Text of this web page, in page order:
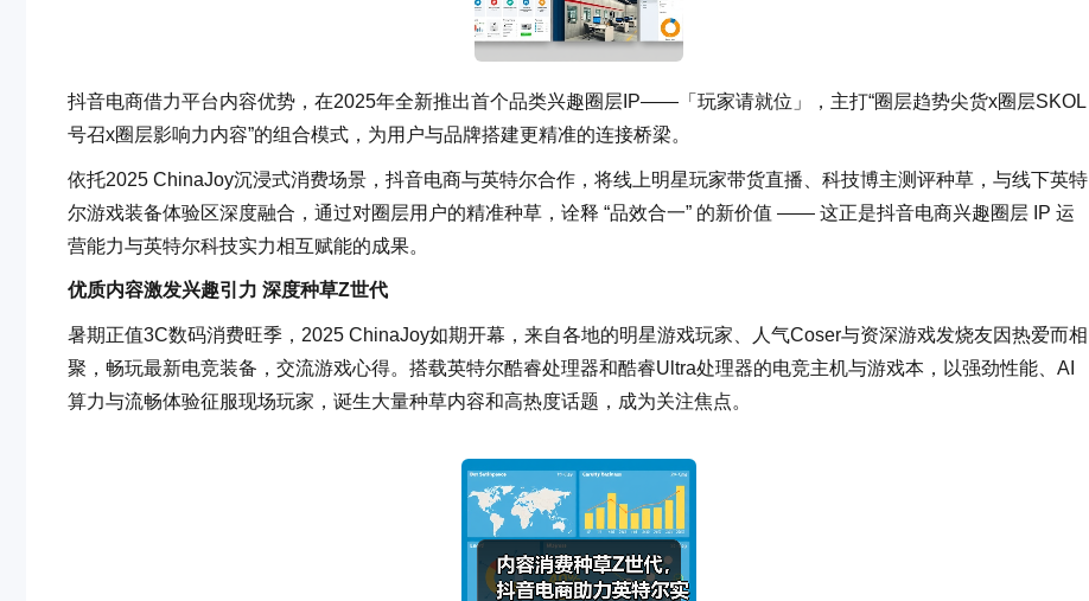
抖音电商借力平台内容优势，在2025年全新推出首个品类兴趣圈层IP——「玩家请就位」，主打“圈层趋势尖货x圈层SKOL
号召x圈层影响力内容”的组合模式，为用户与品牌搭建更精准的连接桥梁。
依托2025 ChinaJoy沉浸式消费场景，抖音电商与英特尔合作，将线上明星玩家带货直播、科技博主测评种草，与线下英特
尔游戏装备体验区深度融合，通过对圈层用户的精准种草，诠释 “品效合一” 的新价值 —— 这正是抖音电商兴趣圈层 IP 运
营能力与英特尔科技实力相互赋能的成果。
优质内容激发兴趣引力 深度种草Z世代
暑期正值3C数码消费旺季，2025 ChinaJoy如期开幕，来自各地的明星游戏玩家、人气Coser与资深游戏发烧友因热爱而相
聚，畅玩最新电竞装备，交流游戏心得。搭载英特尔酷睿处理器和酷睿Ultra处理器的电竞主机与游戏本，以强劲性能、AI
算力与流畅体验征服现场玩家，诞生大量种草内容和高热度话题，成为关注焦点。